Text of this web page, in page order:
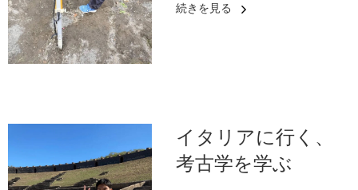
続きを見る
イタリアに行く、
考古学を学ぶ